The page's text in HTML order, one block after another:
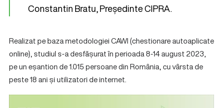
Constantin Bratu, Președinte CIPRA.
Realizat pe baza metodologiei CAWI (chestionare autoaplicate
online), studiul s-a desfășurat în perioada 8-14 august 2023,
pe un eșantion de 1.015 persoane din România, cu vârsta de
peste 18 ani și utilizatori de internet.